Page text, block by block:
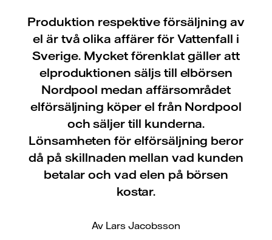
Produktion respektive försäljning av
el är två olika affärer för Vattenfall i
Sverige. Mycket förenklat gäller att
elproduktionen säljs till elbörsen
Nordpool medan affärsområdet
elförsäljning köper el från Nordpool
och säljer till kunderna.
Lönsamheten för elförsäljning beror
då på skillnaden mellan vad kunden
betalar och vad elen på börsen
kostar.
Av Lars Jacobsson